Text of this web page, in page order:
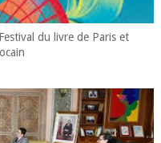
du livre de Paris et